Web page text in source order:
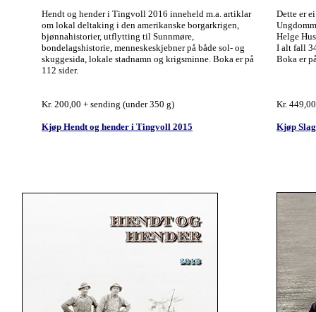
Hendt og hender i Tingvoll 2016 inneheld m.a. artiklar
om lokal deltaking i den amerikanske borgarkrigen,
bjønnahistorier, utflytting til Sunnmøre,
bondelagshistorie, menneskeskjebner på både sol- og
skuggesida, lokale stadnamn og krigsminne. Boka er på
112 sider.
Dette er
Helge
I alt fall
Boka er
Kr. 200,00 + sending (under 350 g)
Kjøp Hendt og hender i Tingvoll 2015
Kr.
Kjøp